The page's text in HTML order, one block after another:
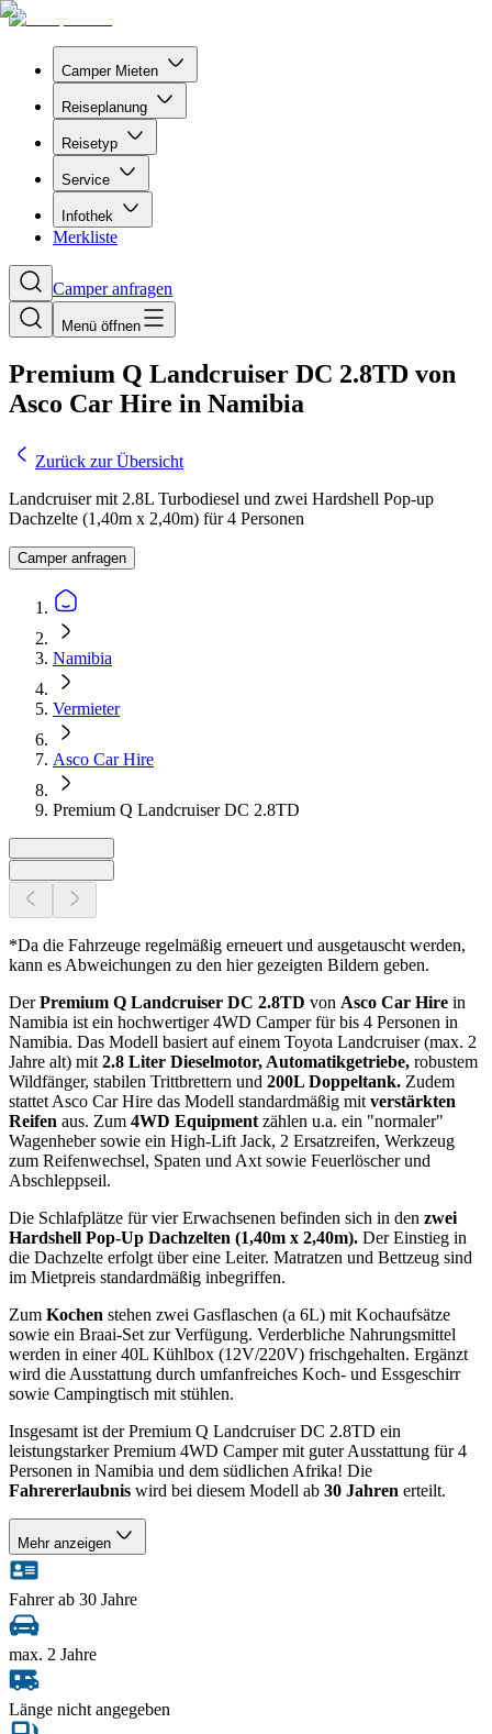
Camper Mieten
Reiseplanung
Reisetyp
Service
Infothek
Merkliste
Camper anfragen
Menü öffnen
Premium Q Landcruiser DC 2.8TD von
Asco Car Hire in Namibia
Zurück zur Übersicht
Landcruiser mit 2.8L Turbodiesel und zwei Hardshell Pop-up
Dachzelte (1,40m x 2,40m) für 4 Personen
Camper anfragen
Namibia
Vermieter
Asco Car Hire
Premium Q Landcruiser DC 2.8TD
*Da die Fahrzeuge regelmäßig erneuert und ausgetauscht werden,
kann es Abweichungen zu den hier gezeigten Bildern geben.
DerPremium Q Landcruiser DC 2.8TD von Asco Car Hire in
Namibia ist ein hochwertiger 4WD Camper für bis 4 Personen in
Namibia. Das Modell basiert auf einem Toyota Landcruiser (max. 2
Jahre alt) mit2.8 Liter Dieselmotor, Automatikgetriebe, robustem
Wildfänger, stabilen Trittbrettern und 200L Doppeltank. Zudem
stattet Asco Car Hire das Modell standardmäßig mitverstärkten
Reifen aus. Zum 4WD Equipmentzählen u.a. ein "normaler"
Wagenheber sowie ein High-Lift Jack, 2 Ersatzreifen, Werkzeug
zum Reifenwechsel, Spaten und Axt sowie Feuerlöscher und
Abschleppseil.
Die Schlafplätze für vier Erwachsenen befinden sich in den zwei
Hardshell Pop-Up Dachzelten (1,40m x 2,40m). Der Einstieg in
die Dachzelte erfolgt über eine Leiter. Matratzen und Bettzeug sind
im Mietpreis standardmäßig inbegriffen.
Zum Kochen stehen zwei Gasflaschen (a 6L) mit Kochaufsätze
sowie ein Braai-Set zur Verfügung. Verderbliche Nahrungsmittel
werden in einer 40L Kühlbox (12V/220V) frischgehalten. Ergänzt
wird die Ausstattung durch umfanfreiches Koch- und Essgeschirr
sowie Campingtisch mit stühlen.
Insgesamt ist der Premium Q Landcruiser DC 2.8TD ein
leistungstarker Premium 4WD Camper mit guter Ausstattung für 4
Personen in Namibia und dem südlichen Afrika! Die
Fahrererlaubnis wird bei diesem Modell ab 30 Jahren erteilt.
Mehr anzeigen
Fahrer ab 30 Jahre
max. 2 Jahre
Länge nicht angegeben